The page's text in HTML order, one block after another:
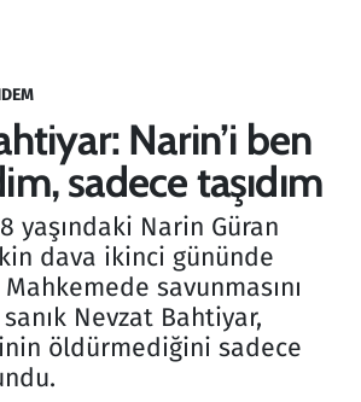
Narin’i ben
sadece taşıdım
yaşındaki Narin Güran
dava ikinci gününde
savunmasını
Nevzat Bahtiyar,
öldürmediğini sadece